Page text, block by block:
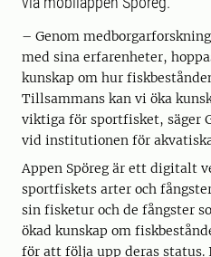
– Genom
med sina erfarenheter,
kunskap om hur
Tillsammans kan vi öka
viktiga för sportfisket, säger
vid institutionen för
Appen Spöreg är ett digitalt
sportfiskets arter och
sin fisketur och de fångster
ökad kunskap om
för att följa upp deras status.